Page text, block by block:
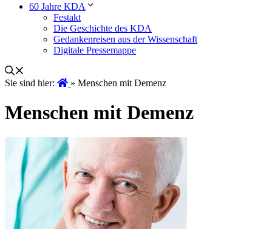
60 Jahre KDA
Festakt
Die Geschichte des KDA
Gedankenreisen aus der Wissenschaft
Digitale Pressemappe
Sie sind hier: » Menschen mit Demenz
Menschen mit Demenz